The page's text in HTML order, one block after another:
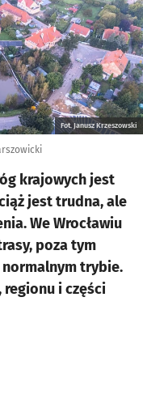
Fot. Janusz Krzeszowski
krajowych jest
jest trudna, ale
We Wrocławiu
poza tym
normalnym trybie.
i części